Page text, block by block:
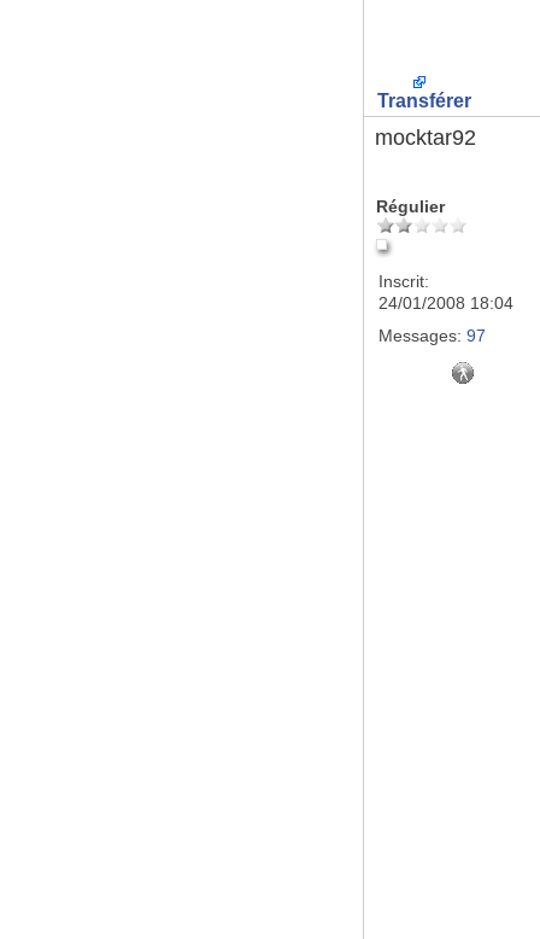
Transférer
mocktar92
Régulier
Inscrit:
24/01/2008 18:04
Messages: 97